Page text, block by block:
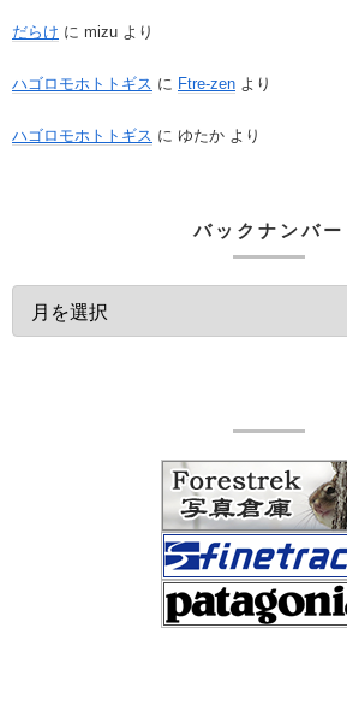
だらけ に mizu より
ハゴロモホトトギス に Ftre-zen より
ハゴロモホトトギス に ゆたか より
バックナンバー